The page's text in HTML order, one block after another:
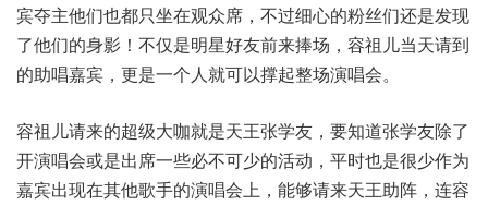
宾夺主他们也都只坐在观众席，不过细心的粉丝们还是发现
了他们的身影！不仅是明星好友前来捧场，容祖儿当天请到
的助唱嘉宾，更是一个人就可以撑起整场演唱会。
容祖儿请来的超级大咖就是天王张学友，要知道张学友除了
开演唱会或是出席一些必不可少的活动，平时也是很少作为
嘉宾出现在其他歌手的演唱会上，能够请来天王助阵，连容